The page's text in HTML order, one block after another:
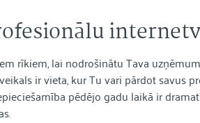
rīkiem, lai nodrošinātu Tava
ir vieta, kur Tu vari pārdot
pēdējo gadu laikā ir